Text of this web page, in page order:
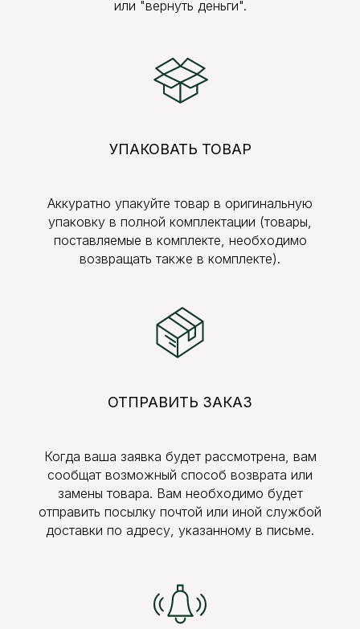
или "вернуть деньги".
УПАКОВАТЬ ТОВАР
Аккуратно упакуйте товар в оригинальную
упаковку в полной комплектации (товары,
поставляемые в комплекте, необходимо
возвращать также в комплекте).
ОТПРАВИТЬ ЗАКАЗ
Когда ваша заявка будет рассмотрена, вам
сообщат возможный способ возврата или
замены товара. Вам необходимо будет
отправить посылку почтой или иной службой
доставки по адресу, указанному в письме.